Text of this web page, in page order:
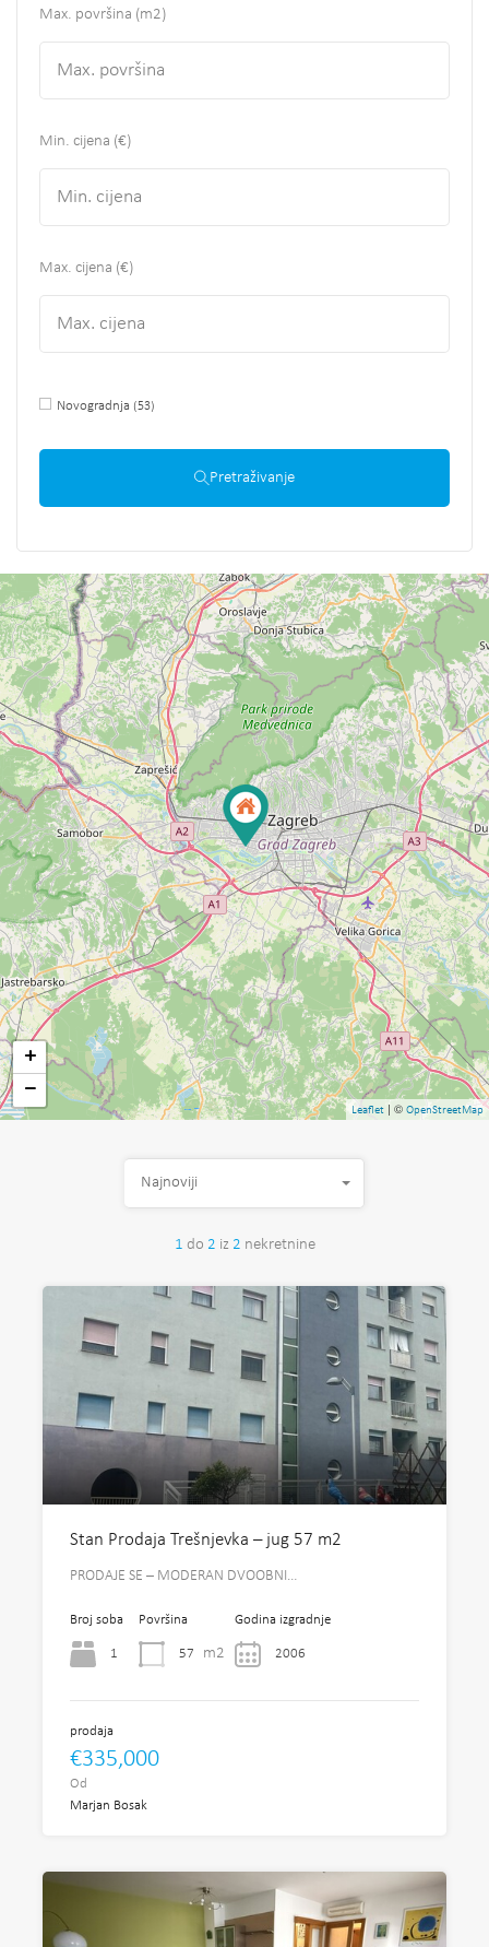
Max. površina (m2)
Min. cijena (€)
Max. cijena (€)
Novogradnja (53)
Pretraživanje
+
−
Leaflet | © OpenStreetMap
1 do 2 iz 2 nekretnine
Najnoviji
Stan Prodaja Trešnjevka – jug 57 m2
PRODAJE SE – MODERAN DVOOBNI…
Broj soba
1
Površina
57 m2
Godina izgradnje
2006
prodaja
€335,000
Od
Marjan Bosak